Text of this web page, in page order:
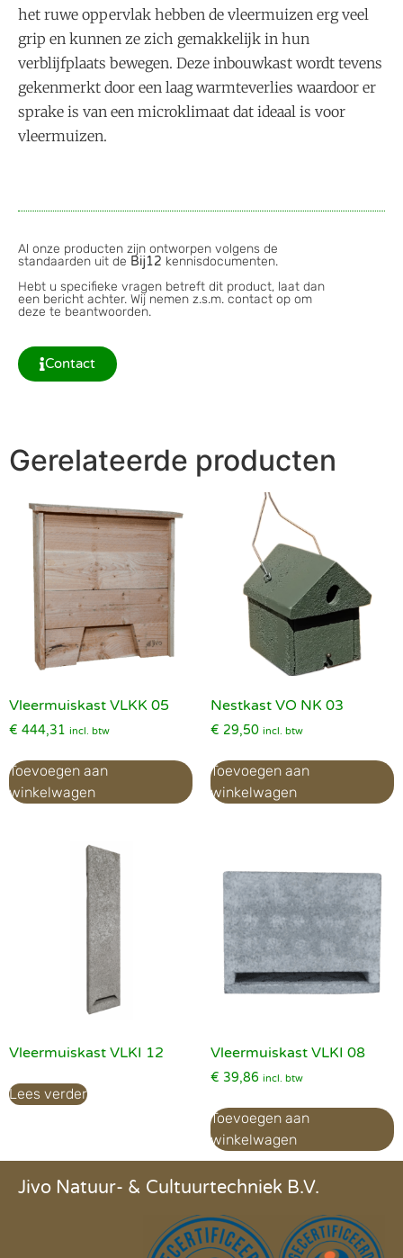
het ruwe oppervlak hebben de vleermuizen erg veel
grip en kunnen ze zich gemakkelijk in hun
verblijfplaats bewegen. Deze inbouwkast wordt tevens
gekenmerkt door een laag warmteverlies waardoor er
sprake is van een microklimaat dat ideaal is voor
vleermuizen.
Al onze producten zijn ontworpen volgens de
standaarden uit de Bij12 kennisdocumenten.
Hebt u specifieke vragen betreft dit product, laat dan
een bericht achter. Wij nemen z.s.m. contact op om
deze te beantwoorden.
Contact
Gerelateerde producten
Vleermuiskast VLKK 05
€ 444,31 incl. btw
Toevoegen aan
winkelwagen
Nestkast VO NK 03
€ 29,50 incl. btw
Toevoegen aan
winkelwagen
Vleermuiskast VLKI 12
Lees verder
Vleermuiskast VLKI 08
€ 39,86 incl. btw
Toevoegen aan
winkelwagen
Jivo Natuur- & Cultuurtechniek B.V.